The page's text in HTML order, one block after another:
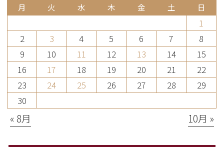
月 火 水 木 金 土 日
1
2
3 4 5 6 7
8
9
10 11 12 13 14
15
16
17 18 19 20 21
22
23
24 25 26 27 28
29
30
« 8月 10月 »